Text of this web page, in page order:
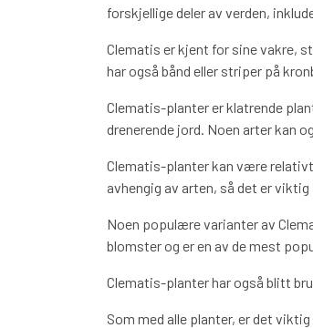
forskjellige deler av verden,
Clematis er kjent for sine vakre,
har også bånd eller striper på
Clematis-planter er klatrende
drenerende jord. Noen arter kan
Clematis-planter kan være
avhengig av arten, så det er
Noen populære varianter av
blomster og er en av de mest
Clematis-planter har også blitt
Som med alle planter, er det